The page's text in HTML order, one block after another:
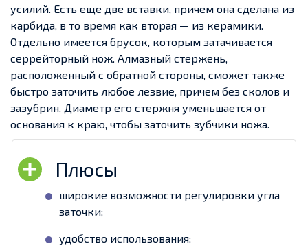
усилий. Есть еще две вставки, причем она сделана из
карбида, в то время как вторая — из керамики.
Отдельно имеется брусок, которым затачивается
серрейторный нож. Алмазный стержень,
расположенный с обратной стороны, сможет также
быстро заточить любое лезвие, причем без сколов и
зазубрин. Диаметр его стержня уменьшается от
основания к краю, чтобы заточить зубчики ножа.
широкие возможности регулировки угла
заточки;
удобство использования;